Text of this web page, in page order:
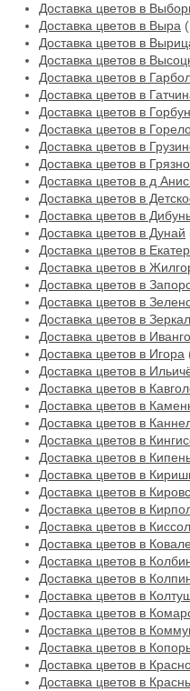
Доставка цветов в
Доставка цветов в Выра
Доставка цветов в
Доставка цветов в
Доставка цветов в
Доставка цветов в
Доставка цветов в
Доставка цветов в
Доставка цветов в
Доставка цветов в Грязно
Доставка цветов в д
Доставка цветов в
Доставка цветов в
Доставка цветов в Дунай
Доставка цветов в
Доставка цветов в
Доставка цветов в
Доставка цветов в
Доставка цветов в
Доставка цветов в
Доставка цветов в Игора
Доставка цветов в
Доставка цветов в
Доставка цветов в
Доставка цветов в
Доставка цветов в
Доставка цветов в
Доставка цветов в
Доставка цветов в
Доставка цветов в
Доставка цветов в
Доставка цветов в
Доставка цветов в
Доставка цветов в
Доставка цветов в
Доставка цветов в
Доставка цветов в
Доставка цветов в
Доставка цветов в
Доставка цветов в